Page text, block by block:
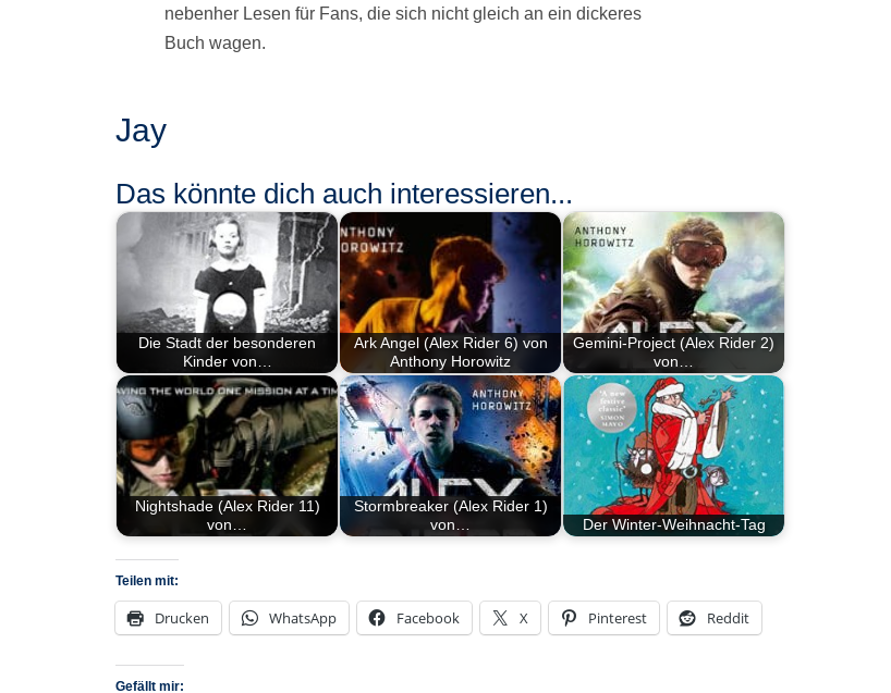
nebenher Lesen für Fans, die sich nicht gleich an ein dickeres
Buch wagen.
Jay
Das könnte dich auch interessieren...
Die Stadt der besonderen
Kinder von…
Ark Angel (Alex Rider 6) von
Anthony Horowitz
Gemini-Project (Alex Rider 2)
von…
Nightshade (Alex Rider 11)
von…
Stormbreaker (Alex Rider 1)
von…
Der Winter-Weihnacht-Tag
Teilen mit:
Drucken WhatsApp Facebook X Pinterest Reddit
Gefällt mir: